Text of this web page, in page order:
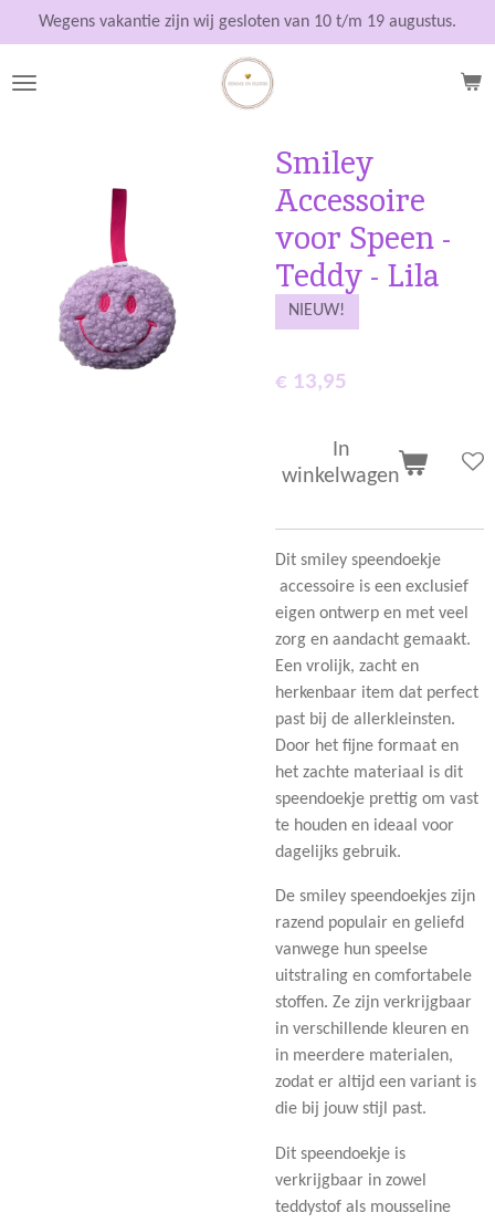
direct
naar
Wegens vakantie zijn wij gesloten van 10 t/m 19 augustus.
Smiley
Accessoire
voor Speen -
Teddy - Lila
NIEUW!
€ 13,95
In
winkelwagen
Dit smiley speendoekje
accessoire is een exclusief
eigen ontwerp en met veel
zorg en aandacht gemaakt.
Een vrolijk, zacht en
herkenbaar item dat perfect
past bij de allerkleinsten.
Door het fijne formaat en
het zachte materiaal is dit
speendoekje prettig om vast
te houden en ideaal voor
dagelijks gebruik.
De smiley speendoekjes zijn
razend populair en geliefd
vanwege hun speelse
uitstraling en comfortabele
stoffen. Ze zijn verkrijgbaar
in verschillende kleuren en
in meerdere materialen,
zodat er altijd een variant is
die bij jouw stijl past.
Dit speendoekje is
verkrijgbaar in zowel
teddystof als mousseline